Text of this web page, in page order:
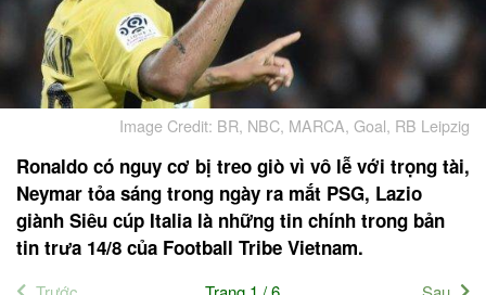
Image Credit: BR, NBC, MARCA, Goal, RB Leipzig
Ronaldo có nguy cơ bị treo giò vì vô lễ với trọng tài,
Neymar tỏa sáng trong ngày ra mắt PSG, Lazio
giành Siêu cúp Italia là những tin chính trong bản
tin trưa 14/8 của Football Tribe Vietnam.